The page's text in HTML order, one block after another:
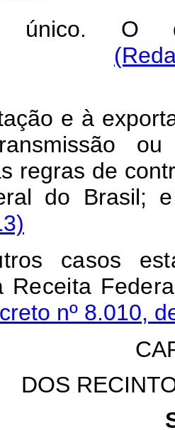
único.
e à
regras de
do
casos
da
nº 8.010,
DOS